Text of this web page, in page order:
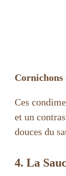
Cornichons
Ces
et un
douces du
4. La